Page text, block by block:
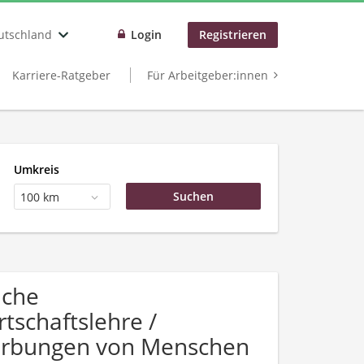
Login Registrieren
Karriere-Ratgeber Für Arbeitgeber:innen
Umkreis
100 km
/
von Menschen